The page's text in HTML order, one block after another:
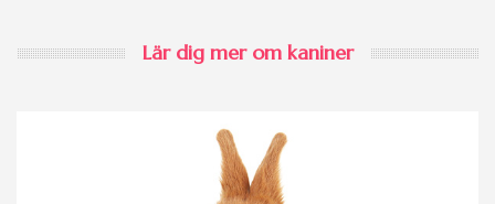
Lär dig mer om kaniner